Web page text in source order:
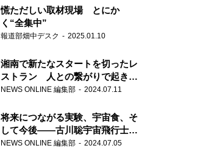
慌ただしい取材現場 とにか
く“全集中”
報道部畑中デスク 2025.01.10
湘南で新たなスタートを切ったレ
ストラン 人との繋がりで起きた
奇跡
NEWS ONLINE 編集部 2024.07.11
将来につながる実験、宇宙食、そ
して今後――古川聡宇宙飛行士単
独インタビュー
NEWS ONLINE 編集部 2024.07.05